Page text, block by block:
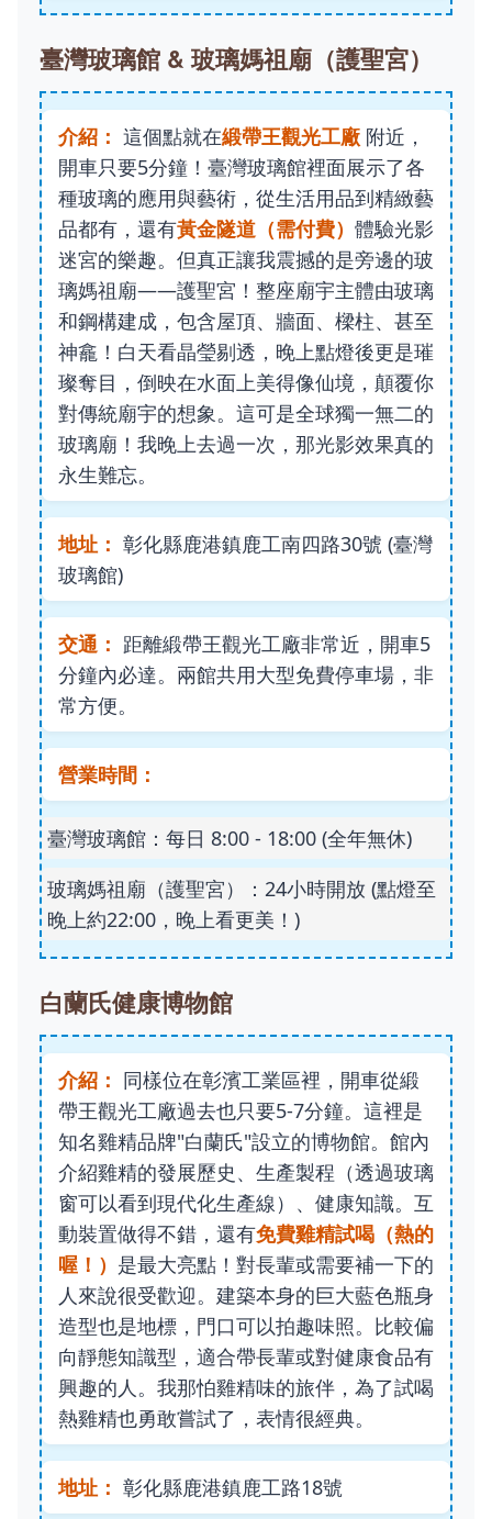
臺灣玻璃館 & 玻璃媽祖廟（護聖宮）
介紹： 這個點就在緞帶王觀光工廠 附近，
開車只要5分鐘！臺灣玻璃館裡面展示了各
種玻璃的應用與藝術，從生活用品到精緻藝
品都有，還有黃金隧道（需付費） 體驗光影
迷宮的樂趣。但真正讓我震撼的是旁邊的玻
璃媽祖廟——護聖宮！整座廟宇主體由玻璃
和鋼構建成，包含屋頂、牆面、樑柱、甚至
神龕！白天看晶瑩剔透，晚上點燈後更是璀
璨奪目，倒映在水面上美得像仙境，顛覆你
對傳統廟宇的想象。這可是全球獨一無二的
玻璃廟！我晚上去過一次，那光影效果真的
永生難忘。
地址： 彰化縣鹿港鎮鹿工南四路30號 (臺灣
玻璃館)
交通： 距離緞帶王觀光工廠非常近，開車5
分鐘內必達。兩館共用大型免費停車場，非
常方便。
營業時間：
臺灣玻璃館：每日 8:00 - 18:00 (全年無休)
玻璃媽祖廟（護聖宮）：24小時開放 (點燈至
晚上約22:00，晚上看更美！)
白蘭氏健康博物館
介紹： 同樣位在彰濱工業區裡，開車從緞
帶王觀光工廠過去也只要5-7分鐘。這裡是
知名雞精品牌"白蘭氏"設立的博物館。館內
介紹雞精的發展歷史、生產製程（透過玻璃
窗可以看到現代化生產線）、健康知識。互
動裝置做得不錯，還有免費雞精試喝（熱的
喔！） 是最大亮點！對長輩或需要補一下的
人來說很受歡迎。建築本身的巨大藍色瓶身
造型也是地標，門口可以拍趣味照。比較偏
向靜態知識型，適合帶長輩或對健康食品有
興趣的人。我那怕雞精味的旅伴，為了試喝
熱雞精也勇敢嘗試了，表情很經典。
地址： 彰化縣鹿港鎮鹿工路18號